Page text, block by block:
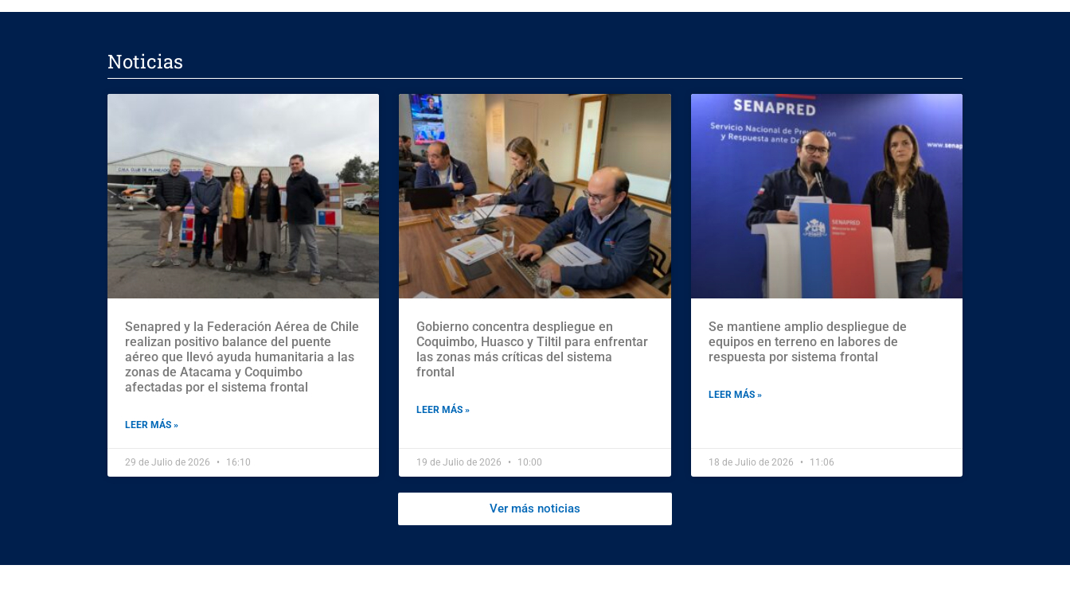
Noticias
Senapred y la Federación Aérea de Chile
realizan positivo balance del puente
aéreo que llevó ayuda humanitaria a las
zonas de Atacama y Coquimbo
afectadas por el sistema frontal
LEER MÁS »
29 de Julio de 2026 16:10
Gobierno concentra despliegue en
Coquimbo, Huasco y Tiltil para enfrentar
las zonas más críticas del sistema
frontal
LEER MÁS »
19 de Julio de 2026 10:00
Se mantiene amplio despliegue de
equipos en terreno en labores de
respuesta por sistema frontal
LEER MÁS »
18 de Julio de 2026 11:06
Ver más noticias